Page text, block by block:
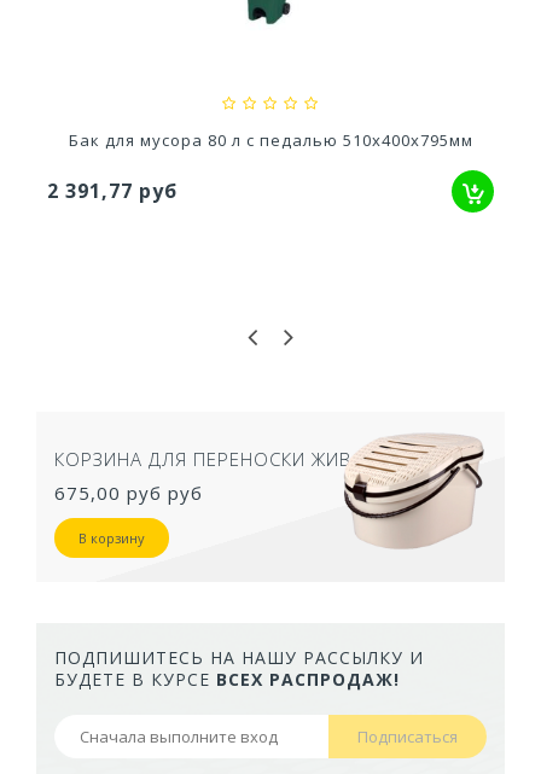
Бидон 10л.
243,10 руб
КОРЗИНА ДЛЯ ПЕРЕНОСКИ ЖИВОТНЫХ
675,00 руб руб
В корзину
ПОДПИШИТЕСЬ НА НАШУ РАССЫЛКУ И
БУДЕТЕ В КУРСЕ ВСЕХ РАСПРОДАЖ!
Подписаться